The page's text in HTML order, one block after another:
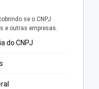
se o CNPJ
e outras empresas.
do CNPJ